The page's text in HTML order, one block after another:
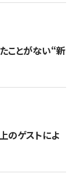
ことがない“新
のゲストによ